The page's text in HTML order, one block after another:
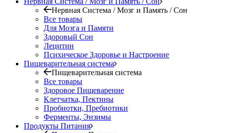
Нервная Система / Мозг и Память / Сон
Все товары
Для Мозга и Памяти
Здоровый Сон
Лецитин
Психическое Здоровье и Настроение
Пищеварительная система
Пищеварительная система
Все товары
Здоровое Пищеварение
Клетчатка, Пектины
Пробиотки, Пребиотики
Ферменты, Энзимы
Продукты Питания